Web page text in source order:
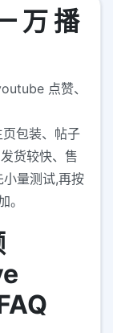
万 播
点赞、
包装、帖子
货较快、售
量测试,再按
。